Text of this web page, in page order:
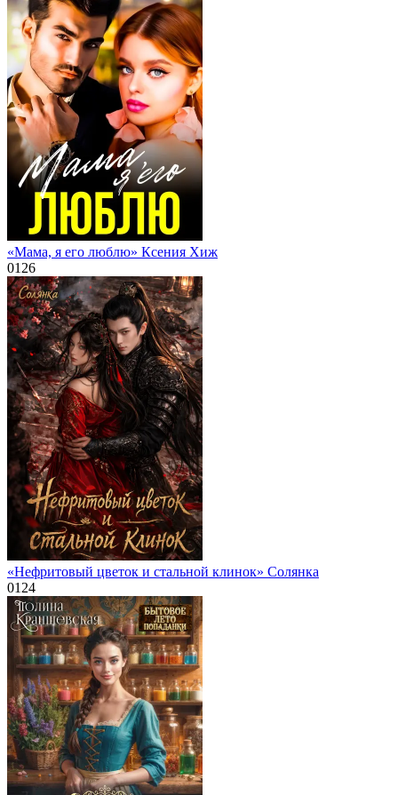
«Мама, я его люблю» Ксения Хиж
0126
«Нефритовый цветок и стальной клинок» Солянка
0124